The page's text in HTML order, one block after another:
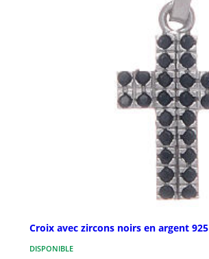
Croix avec zircons noirs en argent 925
DISPONIBLE